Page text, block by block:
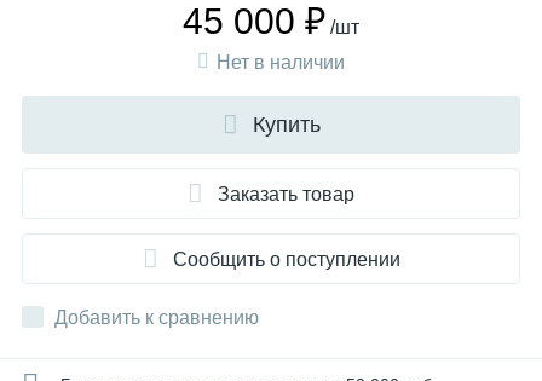
45 000 ₽ /шт
Нет в наличии
Купить
Заказать товар
Сообщить о поступлении
Добавить к сравнению